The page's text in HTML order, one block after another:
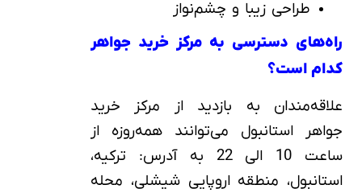
طراحی زیبا و چشم‌نواز
راه‌های دسترسی به مرکز خرید جواهر
کدام است؟
علاقه‌مندان به بازدید از مرکز خرید
جواهر استانبول می‌توانند همه‌روزه از
ساعت 10 الی 22 به آدرس: ترکیه،
استانبول، منطقه اروپایی شیشلی، محله